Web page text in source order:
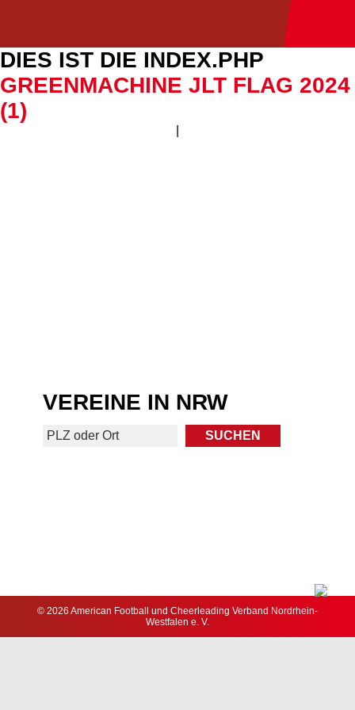
DIES IST DIE INDEX.PHP
GREENMACHINE JLT FLAG 2024
(1)
VEREINE IN NRW
© 2026 American Football und Cheerleading Verband Nordrhein-
Westfalen e. V.